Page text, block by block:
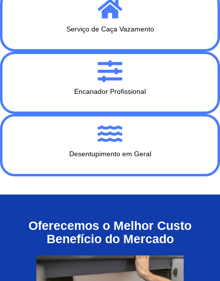
Serviço de Caça Vazamento
Encanador Profissional
Desentupimento em Geral
Oferecemos o Melhor Custo
Benefício do Mercado